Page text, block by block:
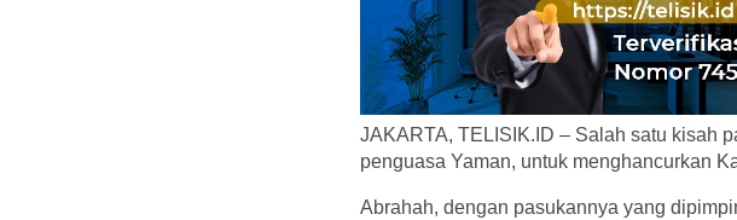
JAKARTA, TELISIK.ID – Salah satu kisah
penguasa Yaman, untuk menghancurkan
Abrahah, dengan pasukannya yang